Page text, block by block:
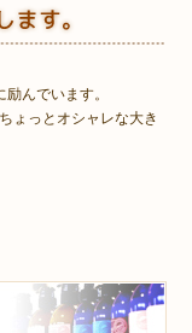
んでいます。
ょっとオシャレな大き